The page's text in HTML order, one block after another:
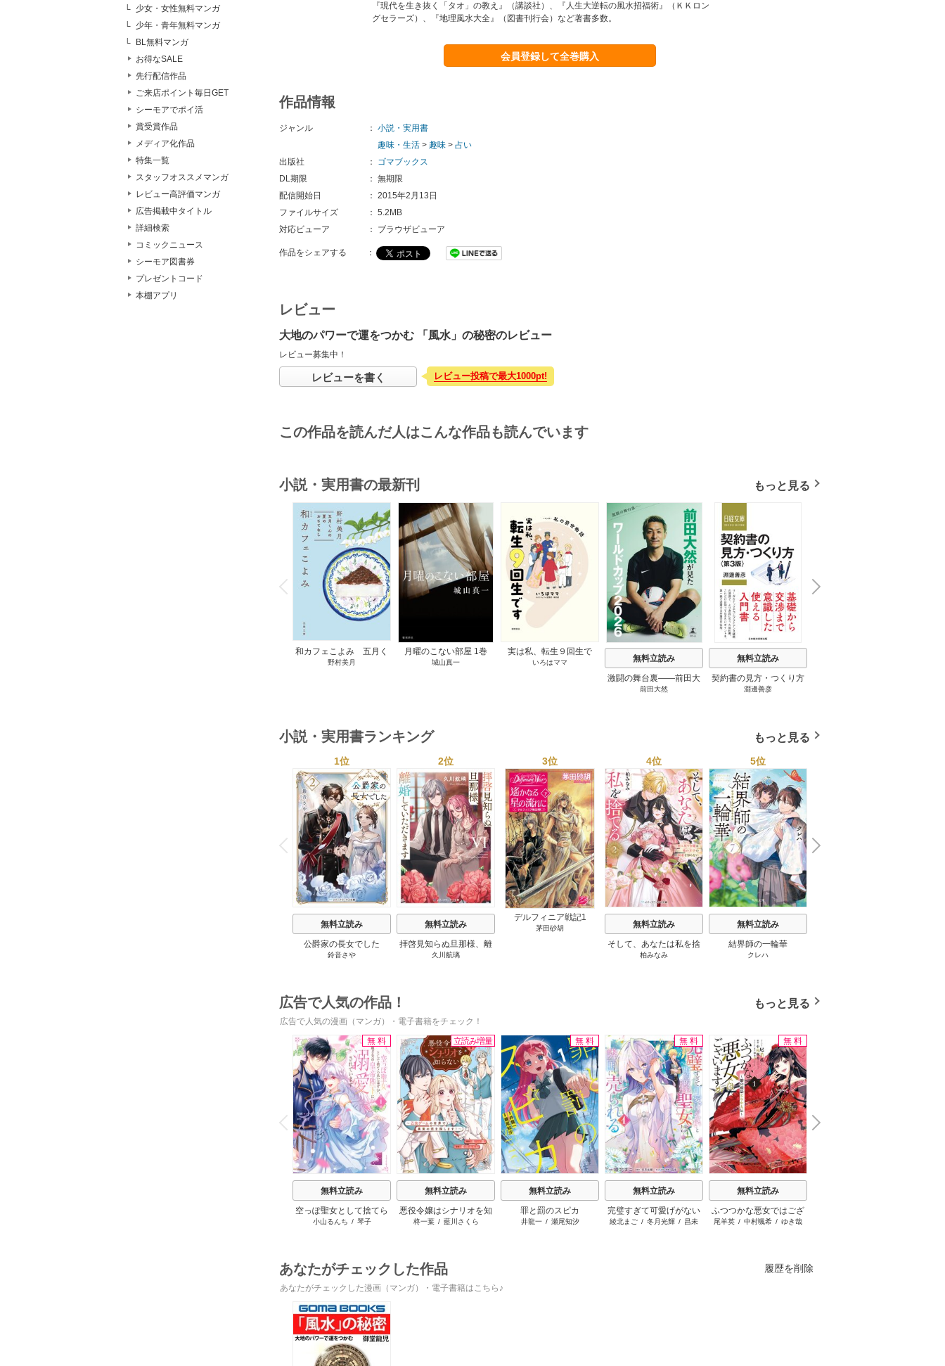
少女・女性無料マンガ
少年・青年無料マンガ
BL無料マンガ
お得なSALE
先行配信作品
ご来店ポイント毎日GET
シーモアでポイ活
賞受賞作品
メディア化作品
特集一覧
スタッフオススメマンガ
レビュー高評価マンガ
広告掲載中タイトル
詳細検索
コミックニュース
シーモア図書券
プレゼントコード
本棚アプリ
『現代を生き抜く「タオ」の教え』（講談社）、『人生大逆転の風水招福術』（ＫＫロン
グセラーズ）、『地理風水大全』（図書刊行会）など著書多数。
会員登録して全巻購入
作品情報
ジャンル ： 小説・実用書
趣味・生活 > 趣味 > 占い
出版社
：
ゴマブックス
DL期限
： 無期限
配信開始日
： 2015年2月13日
ファイルサイズ
： 5.2MB
対応ビューア
： ブラウザビューア
作品をシェアする ：
レビュー
大地のパワーで運をつかむ 「風水」の秘密のレビュー
レビュー募集中！
レビューを書く レビュー投稿で最大1000pt!
この作品を読んだ人はこんな作品も読んでいます
小説・実用書の最新刊 もっと見る
P
r
e
v
i
o
u
和カフェこよみ 五月く
んの夏のおもてなし 1巻
野村美月
月曜のこない部屋 1巻
城山真一
実は私、転生９回生で
す マンガ 私の前世物
いろはママ
無料立読み
激闘の舞台裏――前田大
然が見たワールドカップ
前田大然
無料立読み
契約書の見方・つくり方
＜第３版＞ 1巻
淵邊善彦
N
e
x
t
小説・実用書ランキング もっと見る
P
r
e
v
i
o
u
s
1位
無料立読み
公爵家の長女でした
鈴音さや
2位
無料立読み
拝啓見知らぬ旦那様、離
婚していただきます
久川航璃
3位
デルフィニア戦記1
茅田砂胡
4位
無料立読み
そして、あなたは私を捨
てる
柏みなみ
5位
無料立読み
結界師の一輪華
クレハ
N
e
x
t
広告で人気の作品！ もっと見る
広告で人気の漫画（マンガ）・電子書籍をチェック！
P
r
e
v
i
o
u
s
無料
無料立読み
空っぽ聖女として捨てら
れたはずが、嫁ぎ先の皇
小山るんち / 琴子
立読み増量
無料立読み
悪役令嬢はシナリオを知
らない ～乙女ゲームの世
柊一葉/ 藍川さくら
無料
無料立読み
罪と罰のスピカ
井龍一/ 瀬尾知汐
無料
無料立読み
完璧すぎて可愛げがない
と婚約破棄された聖女は
綾北まご / 冬月光輝 / 昌未
無料
無料立読み
ふつつかな悪女ではござ
いますが ～雛宮蝶鼠とり
尾羊英 / 中村颯希 / ゆき哉
N
e
x
t
あなたがチェックした作品 履歴を削除
あなたがチェックした漫画（マンガ）・電子書籍はこちら♪